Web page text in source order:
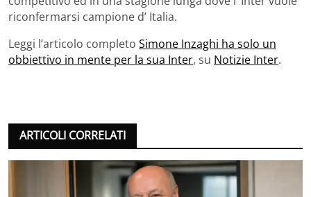
riconfermarsi campione d’ Italia.
Leggi l’articolo completo Simone Inzaghi ha solo un
obbiettivo in mente per la sua Inter, su Notizie Inter.
ARTICOLI CORRELATI